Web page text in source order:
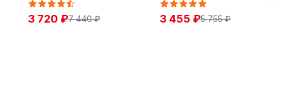
3 720 ₽7 440 ₽ 3 455 ₽5 755 ₽